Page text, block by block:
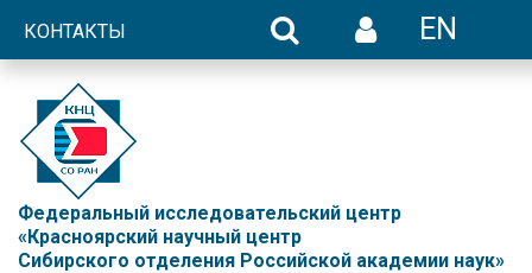
КОНТАКТЫ EN
Федеральный исследовательский центр
«Красноярский научный центр
Сибирского отделения Российской академии наук»